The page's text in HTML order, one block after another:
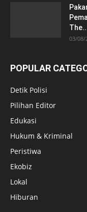
03/08/
POPULAR
Detik Polisi
Pilihan Editor
Edukasi
Hukum & Kriminal
Peristiwa
Ekobiz
Lokal
Hiburan